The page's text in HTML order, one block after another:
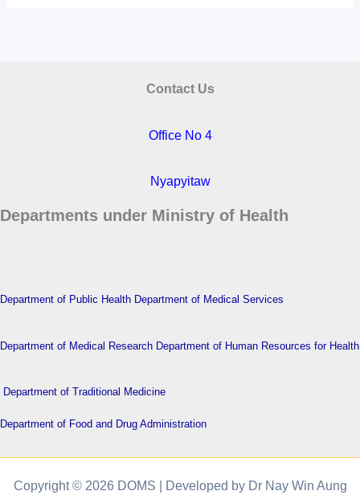
Contact Us
Office No 4
Nyapyitaw
Departments under Ministry of Health
Department of Public Health Department of Medical Services
Department of Medical Research Department of Human Resources for Health
Department of Traditional Medicine
Department of Food and Drug Administration
Copyright © 2026 DOMS | Developed by Dr Nay Win Aung